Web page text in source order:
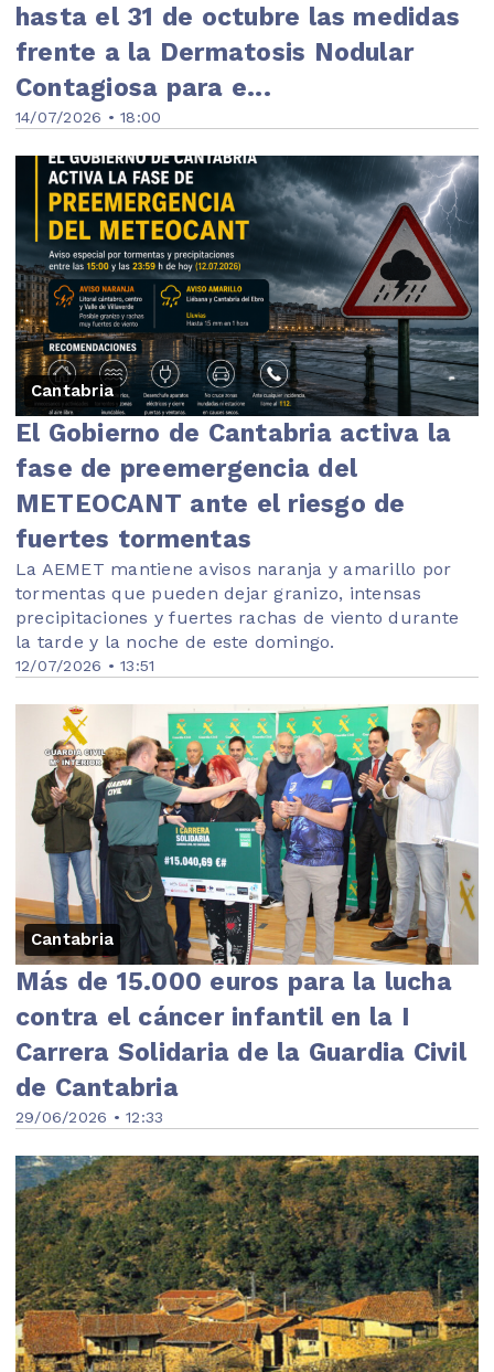
14/07/2026 • 18:00
hasta el 31 de octubre las medidas
frente a la Dermatosis Nodular
Contagiosa para e...
Cantabria
12/07/2026 • 13:51
El Gobierno de Cantabria activa la
fase de preemergencia del
METEOCANT ante el riesgo de
fuertes tormentas
La AEMET mantiene avisos naranja y amarillo por
tormentas que pueden dejar granizo, intensas
precipitaciones y fuertes rachas de viento durante
la tarde y la noche de este domingo.
Cantabria
29/06/2026 • 12:33
Más de 15.000 euros para la lucha
contra el cáncer infantil en la I
Carrera Solidaria de la Guardia Civil
de Cantabria